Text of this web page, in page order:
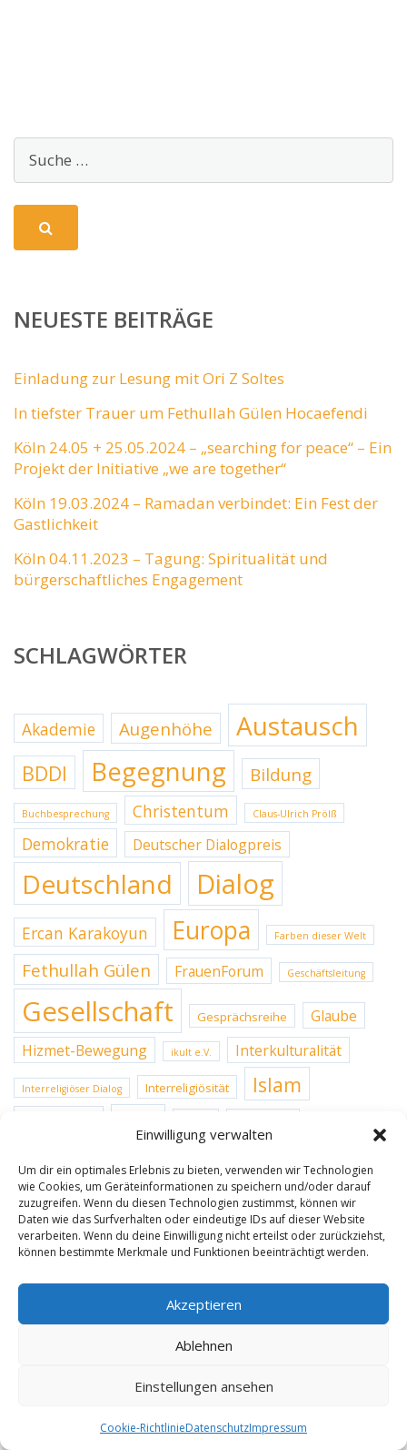
Einwilligung verwalten
Um dir ein optimales Erlebnis zu bieten, verwenden wir Technologien
wie Cookies, um Geräteinformationen zu speichern und/oder darauf
zuzugreifen. Wenn du diesen Technologien zustimmst, können wir
Daten wie das Surfverhalten oder eindeutige IDs auf dieser Website
verarbeiten. Wenn du deine Einwilligung nicht erteilst oder zurückziehst,
können bestimmte Merkmale und Funktionen beeinträchtigt werden.
Akzeptieren
Ablehnen
Einstellungen ansehen
Cookie-RichtlinieDatenschutzImpressum
NEUESTE BEITRÄGE
Einladung zur Lesung mit Ori Z Soltes
In tiefster Trauer um Fethullah Gülen Hocaefendi
Köln 24.05 + 25.05.2024 – „searching for peace“ – Ein
Projekt der Initiative „we are together“
Köln 19.03.2024 – Ramadan verbindet: Ein Fest der
Gastlichkeit
Köln 04.11.2023 – Tagung: Spiritualität und
bürgerschaftliches Engagement
SCHLAGWÖRTER
Akademie Augenhöhe Austausch
BDDI Begegnung Bildung
Buchbesprechung Christentum Claus-Ulrich Prölß
Demokratie Deutscher Dialogpreis
Deutschland Dialog
Ercan Karakoyun Europa Farben dieser Welt
Fethullah Gülen FrauenForum Geschäftsleitung
Gesellschaft Gesprächsreihe
Glaube
Hizmet-Bewegung
ikult e.V. Interkulturalität
Interreligiöser Dialog Interreligiösität Islam
Lebens- und Glaubenswelten
Nachbarschaft NRW Rheinlandgespräche
Sprach-und Kulturfestival Teilhabe Transkulturalität Vortrag
Würde